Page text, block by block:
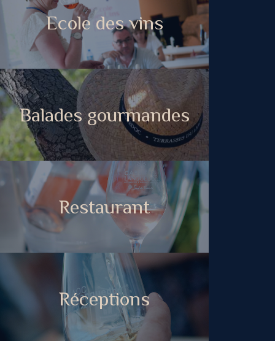
Ecole des vins
Balades gourmandes
Restaurant
Réceptions